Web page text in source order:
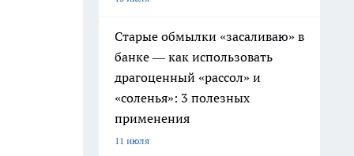
Старые обмылки «засаливаю» в
банке — как использовать
драгоценный «рассол» и
«соленья»: 3 полезных
применения
11 июля